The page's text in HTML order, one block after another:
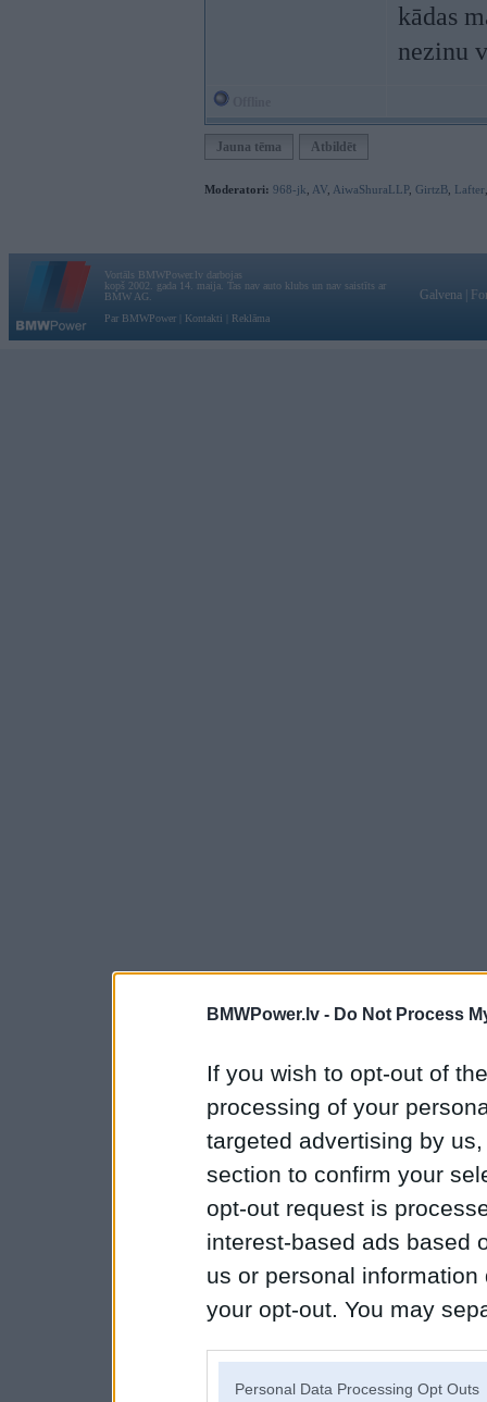
BMWPower.lv - Do Not Process
If you wish to opt-out of
processing of your
targeted advertising by
section to confirm your
opt-out request is
interest-based ads based
us or personal
your opt-out. You may
Personal Data Processing Opt Outs
kādas
nezinu
Jauna tēma Atbildēt
Moderatori: 968-jk AV AiwaShuraLLP, GirtzB Lafter
Vortāls BMWPower.lv darbojas
kopš 2002. gada 14. maija. Tas nav auto klubs un nav saistīts ar
BMW AG.
Par BMWPower
Kontakti Reklāma
Galvena